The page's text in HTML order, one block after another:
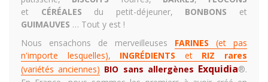
et CÉRÉALES du petit-déjeuner, BONBONS et
GUIMAUVES … Tout y est !
Nous ensachons de merveilleuses FARINES (et pas
n'importe lesquelles), INGRÉDIENTS et RIZ rares
(variétés anciennes) BIO sans allergènes Exquidia®.